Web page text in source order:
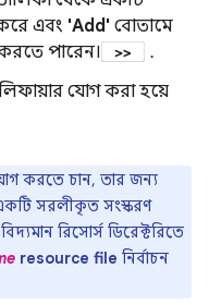
এবং 'Add' বোতামে
পারেন।
.
যোগ করা হয়ে
করতে চান, তার জন্য
সরলীকৃত সংস্করণ
রিসোর্স ডিরেক্টরিতে
resource file নির্বাচন